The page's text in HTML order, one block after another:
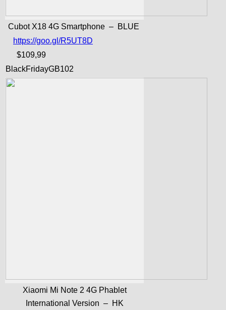
Cubot X18 4G Smartphone – BLUE
https://goo.gl/R5UT8D
$109,99
BlackFridayGB102
Xiaomi Mi Note 2 4G Phablet
International Version – HK